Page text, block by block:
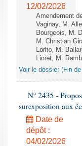
12/02/2026
Amendement
Vaginay, M.
Bourgeois, M.
M. Christian
Lorho, M.
Lioret, M.
Voir le dossier (Fin
N° 2435 -
surexposition aux
Date de
dépôt :
04/02/2026